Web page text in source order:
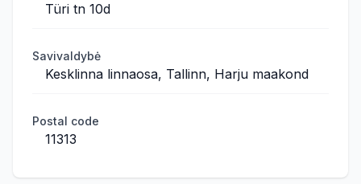
Türi tn 10d
Savivaldybė
Kesklinna linnaosa, Tallinn, Harju maakond
Postal code
11313